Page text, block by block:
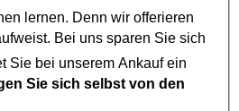
Denn wir offerieren
Sie bei unserem Ankauf ein
Sie sich selbst von den